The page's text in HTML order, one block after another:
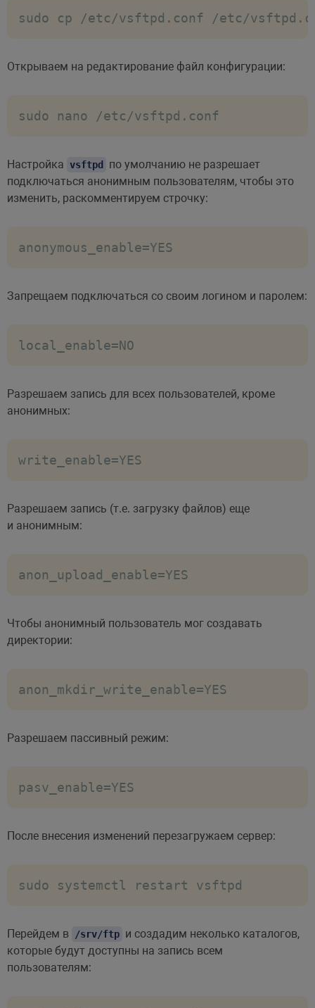
sudo cp /etc/vsftpd.conf /etc/
Открываем на редактирование файл конфигурации:
sudo nano /etc/vsftpd.conf
Настройка vsftpd по умолчанию не разрешает
подключаться анонимным пользователям, чтобы это
изменить, раскомментируем строчку:
anonymous_enable=YES
Запрещаем подключаться со своим логином и паролем:
local_enable=NO
Разрешаем запись для всех пользователей, кроме
анонимных:
write_enable=YES
Разрешаем запись (т.е. загрузку файлов) еще
и анонимным:
anon_upload_enable=YES
Чтобы анонимный пользователь мог создавать
директории:
anon_mkdir_write_enable=YES
Разрешаем пассивный режим:
pasv_enable=YES
После внесения изменений перезагружаем сервер:
sudo systemctl restart vsftpd
Перейдем в /srv/ftp и создадим неколько каталогов,
которые будут доступны на запись всем
пользователям: